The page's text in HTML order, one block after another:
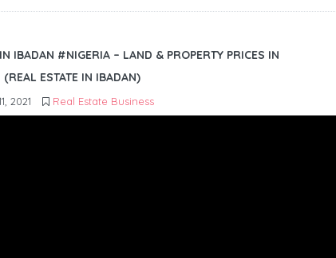
IBADAN #NIGERIA – LAND & PROPERTY PRICES IN
(REAL ESTATE IN IBADAN)
2021 Real Estate Business